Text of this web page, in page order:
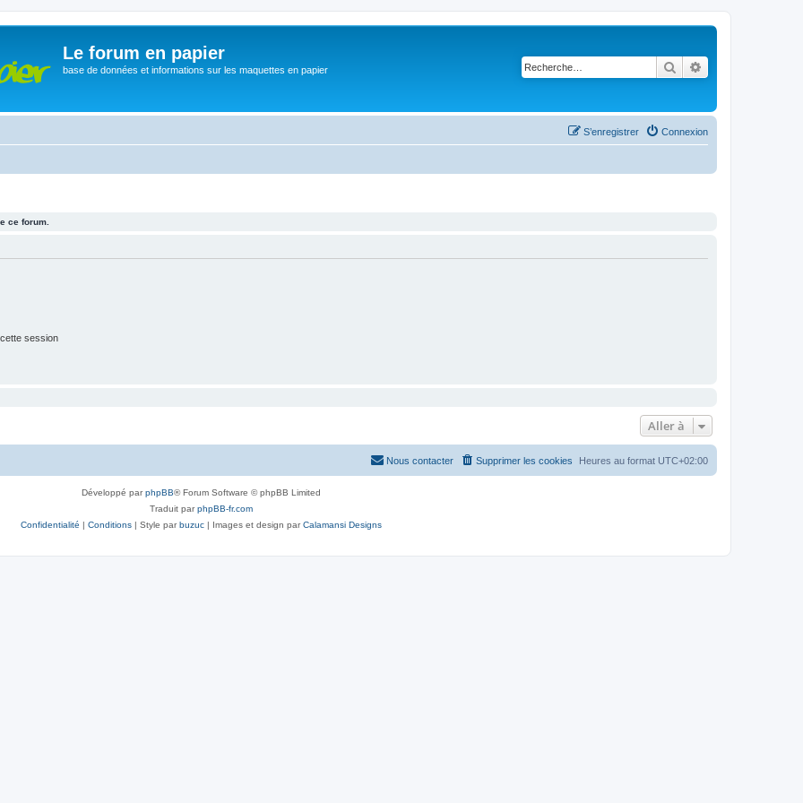
Le forum en papier
base de données et informations sur les maquettes en papier Rechercher
Connexion
S’enregistrer
ce forum.
session
Aller à
Heures au format UTC+02:00
Supprimer les cookies
Nous contacter
Développé parphpBB® Forum Software © phpBB Limited
Traduit parphpBB-fr.com
Confidentialité | Conditions| Style parbuzuc| Images et design parCalamansi Designs